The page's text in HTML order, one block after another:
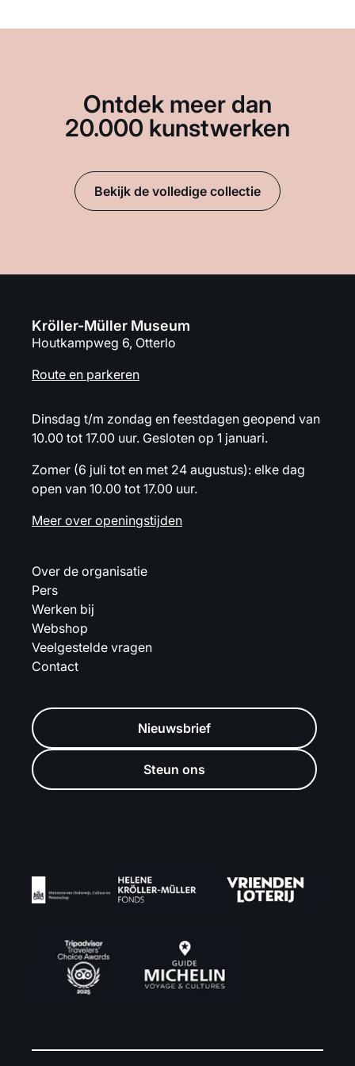
Ontdek meer dan
20.000 kunstwerken
Bekijk de volledige collectie
Kröller-Müller Museum
Houtkampweg 6, Otterlo
Route en parkeren
Dinsdag t/m zondag en feestdagen geopend van
10.00 tot 17.00 uur. Gesloten op 1 januari.
Zomer (6 juli tot en met 24 augustus): elke dag
open van 10.00 tot 17.00 uur.
Meer over openingstijden
Over de organisatie
Pers
Werken bij
Webshop
Veelgestelde vragen
Contact
Nieuwsbrief
Steun ons